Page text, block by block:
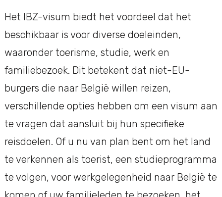
Het IBZ-visum biedt het voordeel dat het
beschikbaar is voor diverse doeleinden,
waaronder toerisme, studie, werk en
familiebezoek. Dit betekent dat niet-EU-
burgers die naar België willen reizen,
verschillende opties hebben om een visum aan
te vragen dat aansluit bij hun specifieke
reisdoelen. Of u nu van plan bent om het land
te verkennen als toerist, een studieprogramma
te volgen, voor werkgelegenheid naar België te